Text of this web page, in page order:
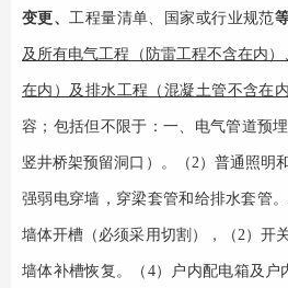
变更、工程量清单、国家或行业规范
及 所有电气工程（防雷工程不含在内
在内）及排水工程（混凝土管不含在
容； 包括但不限于 ： 一、电气管道预
竖井桥架预留洞口）。（2）普通照明
强弱电穿墙，穿梁套管和给排水套管。
墙体开槽（必须采用切割），（2）开
墙体补槽恢复。（ 4）户内配电箱及户